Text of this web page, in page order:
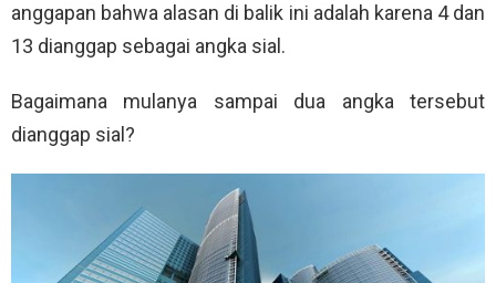
anggapan bahwa alasan di balik ini adalah karena 4 dan
13 dianggap sebagai angka sial.
Bagaimana mulanya sampai dua angka tersebut
dianggap sial?